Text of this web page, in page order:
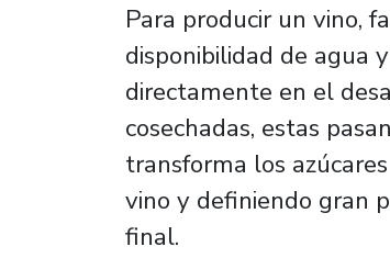
Para producir un vino,
disponibilidad de agua
directamente en el
cosechadas, estas
transforma los
vino y definiendo gran
final.